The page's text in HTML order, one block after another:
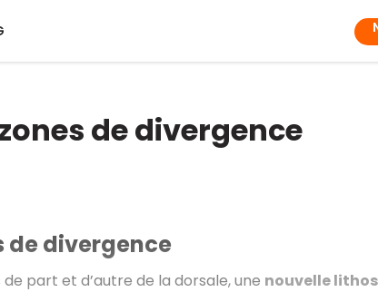
de divergence
de divergence
part et d’autre de la dorsale, une nouvelle